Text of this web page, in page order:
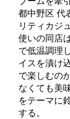
都中野区 代
リティカジ
使いの同店
で低温調理
イスを漬け
で楽しむの
なくても美
をテーマに
する。